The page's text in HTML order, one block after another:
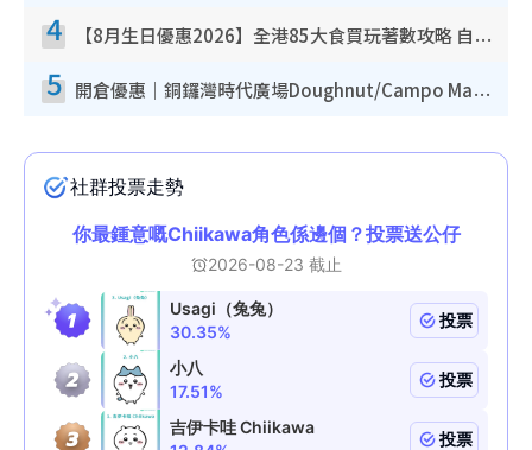
4 【8月生日優惠2026】全港85大食買玩著數攻略 自助餐/火鍋放題同行免費＋誠品/DONKI送現金券
5 開倉優惠｜銅鑼灣時代廣場Doughnut/Campo Marzio開倉低至1折！背囊、書包、手袋劈價$200起